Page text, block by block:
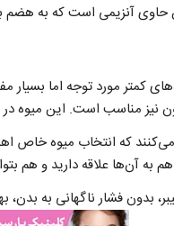
حاوی آنزیمی است که به هضم
نیز مناسب است. این میوه در
که انتخاب میوه خاص
به آن‌ها علاقه دارید و هم
بدون فشار ناگهانی به